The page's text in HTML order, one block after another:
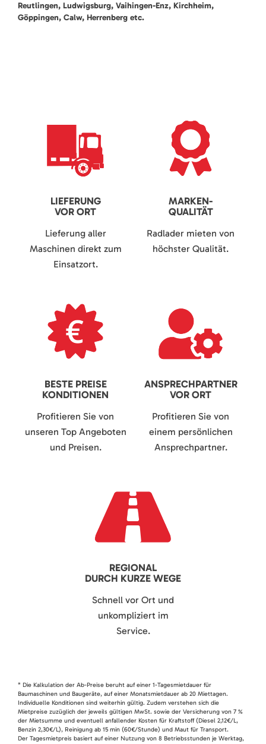
Reutlingen, Ludwigsburg, Vaihingen-Enz, Kirchheim,
Göppingen, Calw, Herrenberg etc.
LIEFERUNG
VOR ORT
Lieferung aller
Maschinen direkt zum
Einsatzort.
MARKEN-
QUALITÄT
Radlader mieten von
höchster Qualität.
BESTE PREISE
KONDITIONEN
Profitieren Sie von
unseren Top Angeboten
und Preisen.
ANSPRECHPARTNER
VOR ORT
Profitieren Sie von
einem persönlichen
Ansprechpartner.
REGIONAL
DURCH KURZE WEGE
Schnell vor Ort und
unkompliziert im
Service.
* Die Kalkulation der Ab-Preise beruht auf einer 1-Tagesmietdauer für
Baumaschinen und Baugeräte, auf einer Monatsmietdauer ab 20 Miettagen.
Individuelle Konditionen sind weiterhin gültig. Zudem verstehen sich die
Mietpreise zuzüglich der jeweils gültigen MwSt. sowie der Versicherung von 7 %
der Mietsumme und eventuell anfallender Kosten für Kraftstoff (Diesel 2,12€/L,
Benzin 2,30€/L), Reinigung ab 15 min (60€/Stunde) und Maut für Transport.
Der Tagesmietpreis basiert auf einer Nutzung von 8 Betriebsstunden je Werktag,